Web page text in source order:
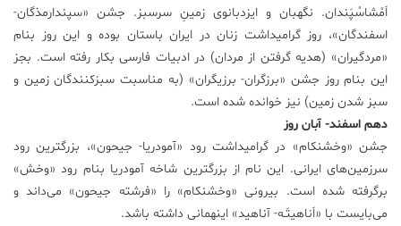
اَمْشاسْپَندان. نگهبان و ایزدبانوی زمینِ سرسبز. جشن «سپندارمذگان-
اسفندگان»، روز گرامیداشت زنان در ایران باستان بوده و این روز بنام
«مرد‌گیران» (هدیه گرفتن از مردان) در ادبیات فارسی بکار رفته است. بجز
این بنام روز جشن «برزگران- برزیگران» (به مناسبت سبزکنندگان زمین و
سبز شدن زمین) نیز خوانده شده است.
دهم اسفند- آبان روز
جشن «وخشنکام» در گرامیداشت رود «آمودریا- جیحون»، بزرگترین رود
سرزمین‌های ایرانی. این نام از بزرگترین شاخه آمودریا بنام رود «وخش»
برگرفته شده است. بیرونی «وخشنکام» را «فرشته جیحون» می‌داند و
می‌بایست با «اَناهیتَـه- آناهید» اینهمانی داشته باشد.